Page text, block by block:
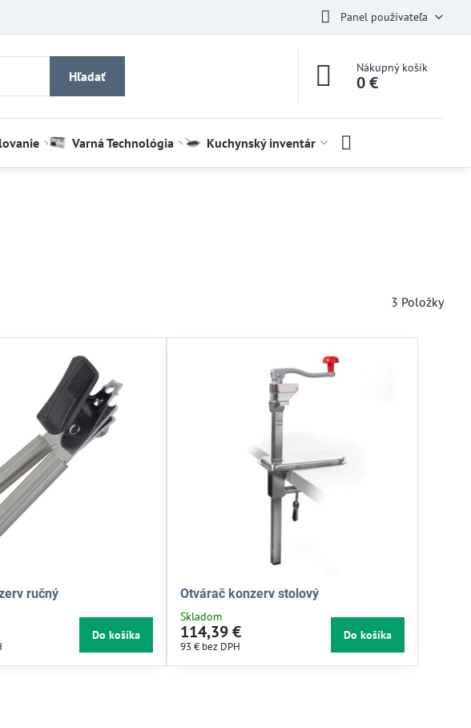
Panel používateľa
Hľadať
Nákupný košík
0 €
Varná Technológia Kuchynský inventár
3 Položky
ručný
Do košíka
Otvárač konzerv stolový
Skladom
114,39 €
93 € bez DPH
Do košíka